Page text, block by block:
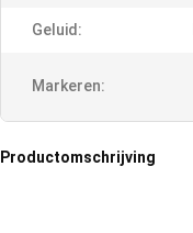
Geluid:
Markeren:
Productomschrijving